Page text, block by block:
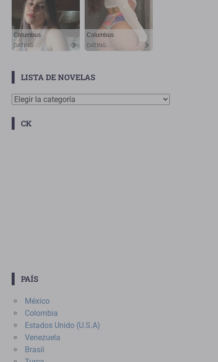
LISTA DE NOVELAS
Lista
Novelas
CK
PAÍS
México
Colombia
Estados Unido (U.S.A)
Venezuela
Brasil